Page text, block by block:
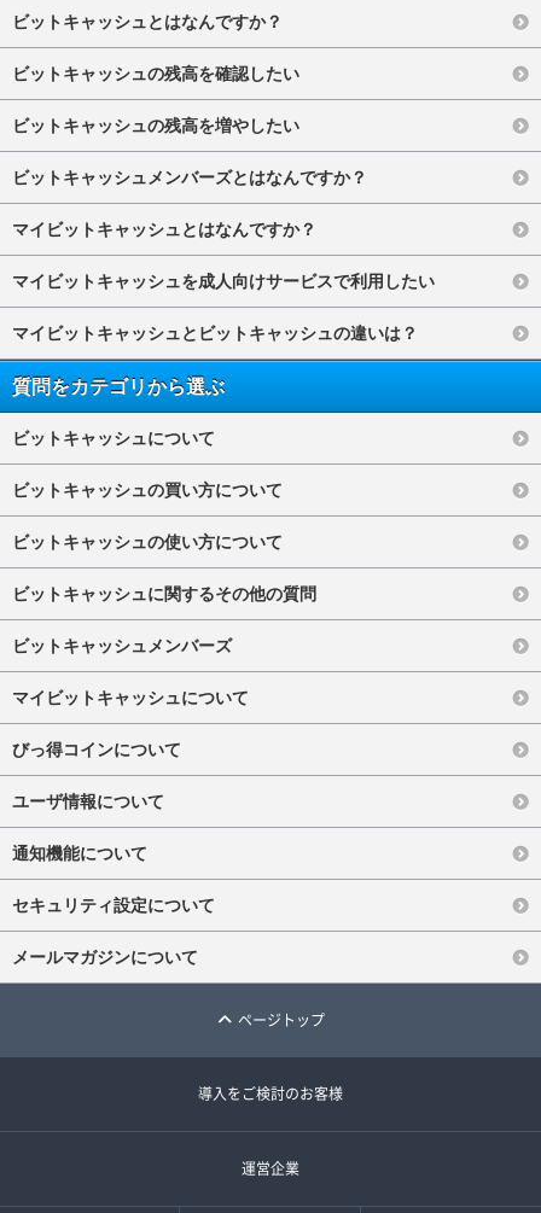
ビットキャッシュとはなんですか？
ビットキャッシュの残高を確認したい
ビットキャッシュの残高を増やしたい
ビットキャッシュメンバーズとはなんですか？
マイビットキャッシュとはなんですか？
マイビットキャッシュを成人向けサービスで利用したい
マイビットキャッシュとビットキャッシュの違いは？
質問をカテゴリから選ぶ
ビットキャッシュについて
ビットキャッシュの買い方について
ビットキャッシュの使い方について
ビットキャッシュに関するその他の質問
ビットキャッシュメンバーズ
マイビットキャッシュについて
びっ得コインについて
ユーザ情報について
通知機能について
セキュリティ設定について
メールマガジンについて
ページトップ
導入をご検討のお客様
運営企業